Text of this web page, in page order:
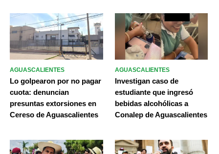
AGUASCALIENTES
Lo golpearon por no pagar
cuota: denuncian
presuntas extorsiones en
Cereso de Aguascalientes
AGUASCALIENTES
Investigan caso de
estudiante que ingresó
bebidas alcohólicas a
Conalep de Aguascalientes